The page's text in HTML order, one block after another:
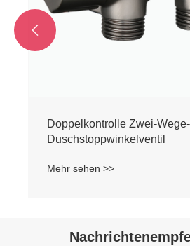
Doppelkontrolle Zwei-
Duschstoppwinkelventil
Mehr sehen >>
